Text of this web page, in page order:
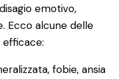
emotivo,
Ecco alcune delle
fobie, ansia